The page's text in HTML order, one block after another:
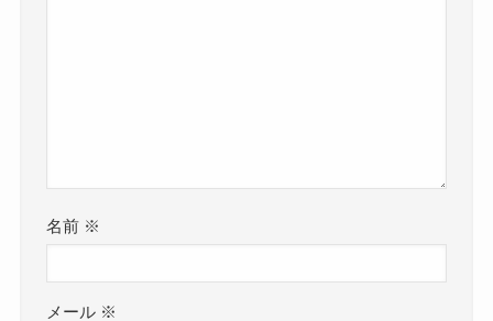
名前 ※
メール ※